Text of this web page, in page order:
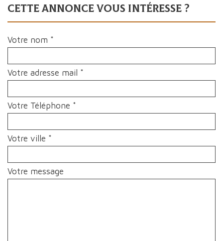
cette annonce vous intéresse ?
Votre nom *
Votre adresse mail *
Votre Téléphone *
Votre ville *
Votre message